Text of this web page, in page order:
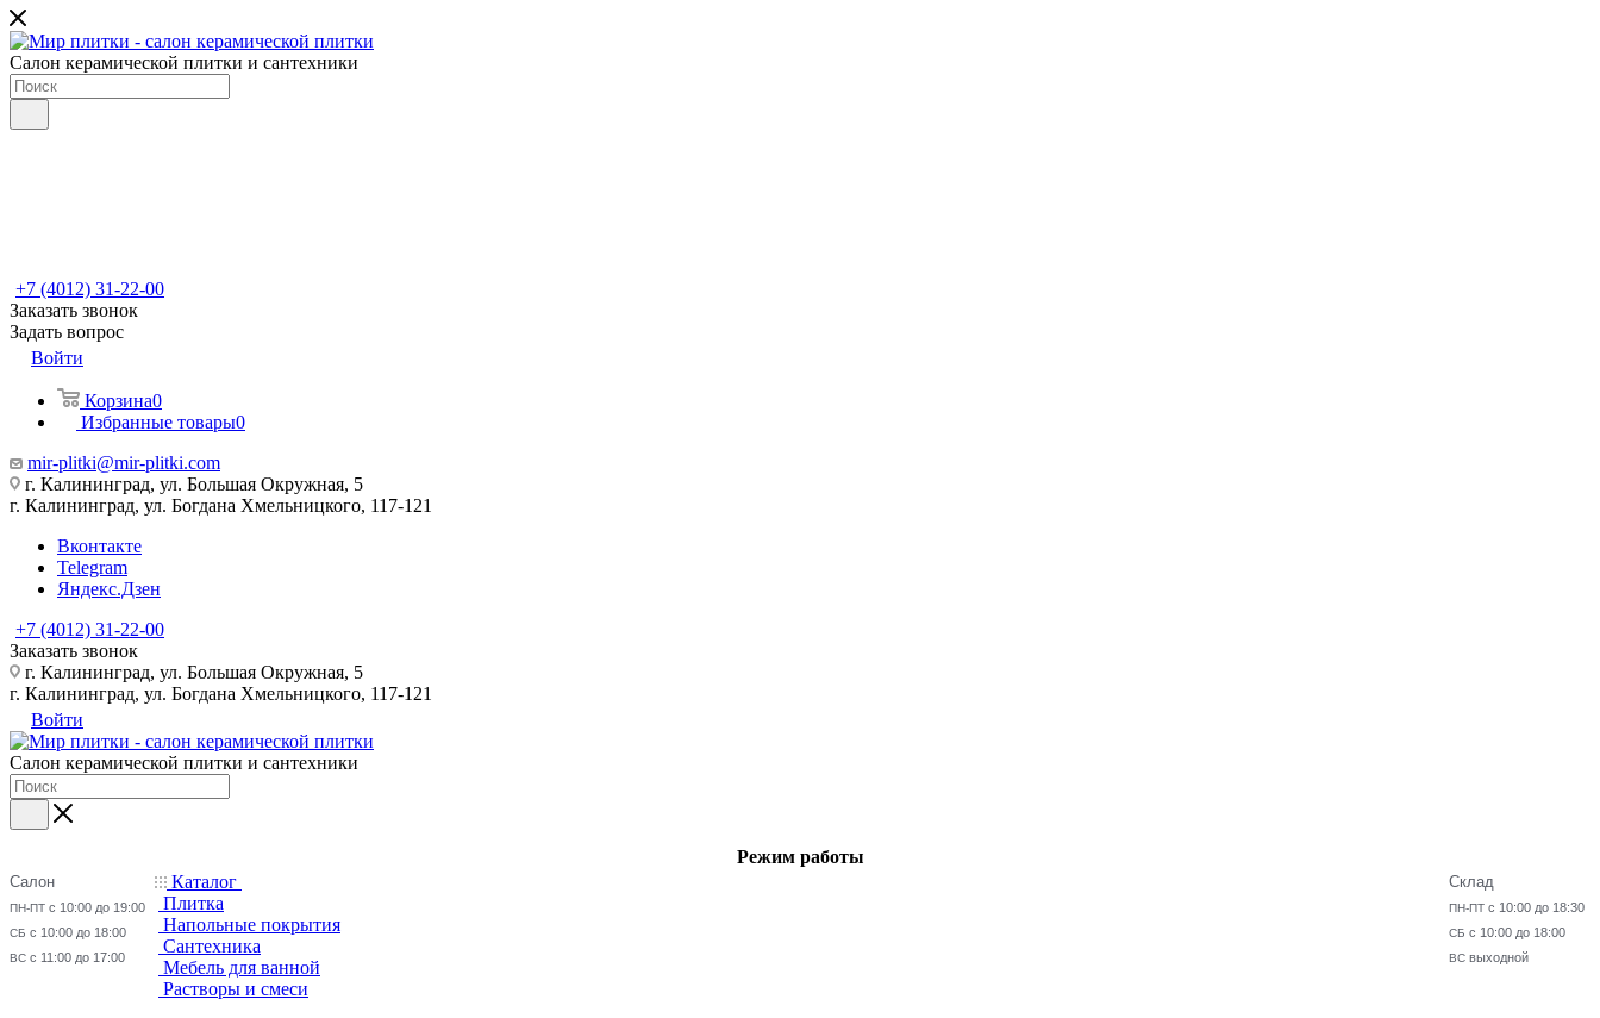
Салон керамической плитки и сантехники
+7 (4012) 31-22-00
Заказать звонок
Задать вопрос
Войти
Корзина0
Избранные товары0
mir-plitki@mir-plitki.com
г. Калининград, ул. Большая Окружная, 5
г. Калининград, ул. Богдана Хмельницкого, 117-121
Вконтакте
Telegram
Яндекс.Дзен
+7 (4012) 31-22-00
Заказать звонок
г. Калининград, ул. Большая Окружная, 5
г. Калининград, ул. Богдана Хмельницкого, 117-121
Войти
Салон керамической плитки и сантехники
Режим работы
Салон
ПН-ПТ с 10:00 до 19:00
СБ с 10:00 до 18:00
ВС с 11:00 до 17:00
Склад
ПН-ПТ с 10:00 до 18:30
СБ с 10:00 до 18:00
ВС выходной
Каталог
Плитка
Напольные покрытия
Сантехника
Мебель для ванной
Растворы и смеси